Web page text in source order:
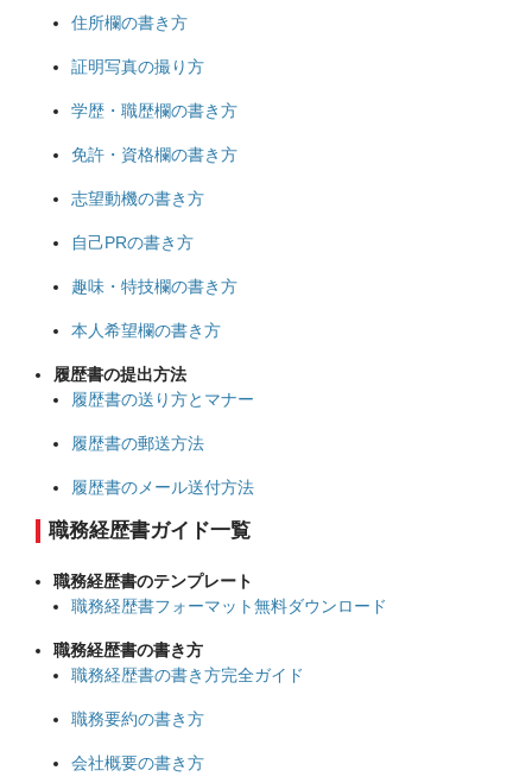
住所欄の書き方
証明写真の撮り方
学歴・職歴欄の書き方
免許・資格欄の書き方
志望動機の書き方
自己PRの書き方
趣味・特技欄の書き方
本人希望欄の書き方
履歴書の提出方法
履歴書の送り方とマナー
履歴書の郵送方法
履歴書のメール送付方法
職務経歴書ガイド一覧
職務経歴書のテンプレート
職務経歴書フォーマット無料ダウンロード
職務経歴書の書き方
職務経歴書の書き方完全ガイド
職務要約の書き方
会社概要の書き方